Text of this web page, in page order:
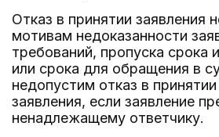
Отказ в принятии заявления
мотивам недоказанности
требований, пропуска срока
или срока для обращения в
недопустим отказ в принятии
заявления, если заявление
ненадлежащему ответчику.